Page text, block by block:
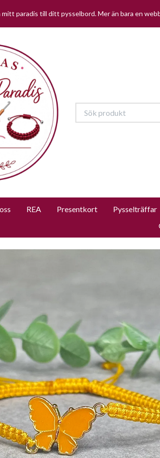
paradis till ditt pysselbord. Mer än bara en
REA Presentkort Pysselträffar